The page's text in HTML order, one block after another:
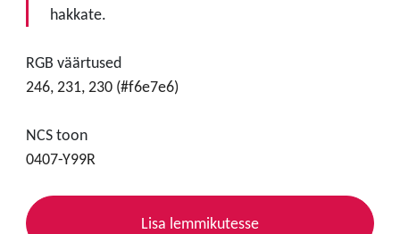
hakkate.
RGB väärtused
246, 231, 230 (#f6e7e6)
NCS toon
0407-Y99R
Lisa lemmikutesse